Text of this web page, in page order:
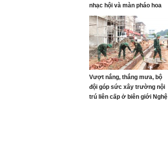
nhạc hội và màn pháo hoa
mãn nhãn
Vượt nắng, thắng mưa, bộ
đội góp sức xây trường nội
trú liên cấp ở biên giới Nghệ